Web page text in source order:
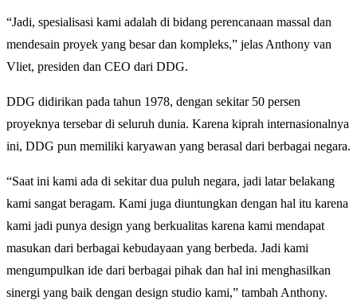
“Jadi, spesialisasi kami adalah di bidang perencanaan massal dan
mendesain proyek yang besar dan kompleks,” jelas Anthony van
Vliet, presiden dan CEO dari DDG.
DDG didirikan pada tahun 1978, dengan sekitar 50 persen
proyeknya tersebar di seluruh dunia. Karena kiprah internasionalnya
ini, DDG pun memiliki karyawan yang berasal dari berbagai negara.
“Saat ini kami ada di sekitar dua puluh negara, jadi latar belakang
kami sangat beragam. Kami juga diuntungkan dengan hal itu karena
kami jadi punya design yang berkualitas karena kami mendapat
masukan dari berbagai kebudayaan yang berbeda. Jadi kami
mengumpulkan ide dari berbagai pihak dan hal ini menghasilkan
sinergi yang baik dengan design studio kami,” tambah Anthony.